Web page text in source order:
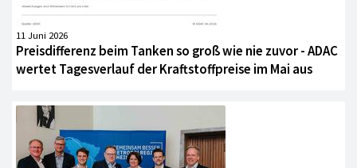
11 Juni 2026
Preisdifferenz beim Tanken so groß wie nie zuvor - ADAC
wertet Tagesverlauf der Kraftstoffpreise im Mai aus